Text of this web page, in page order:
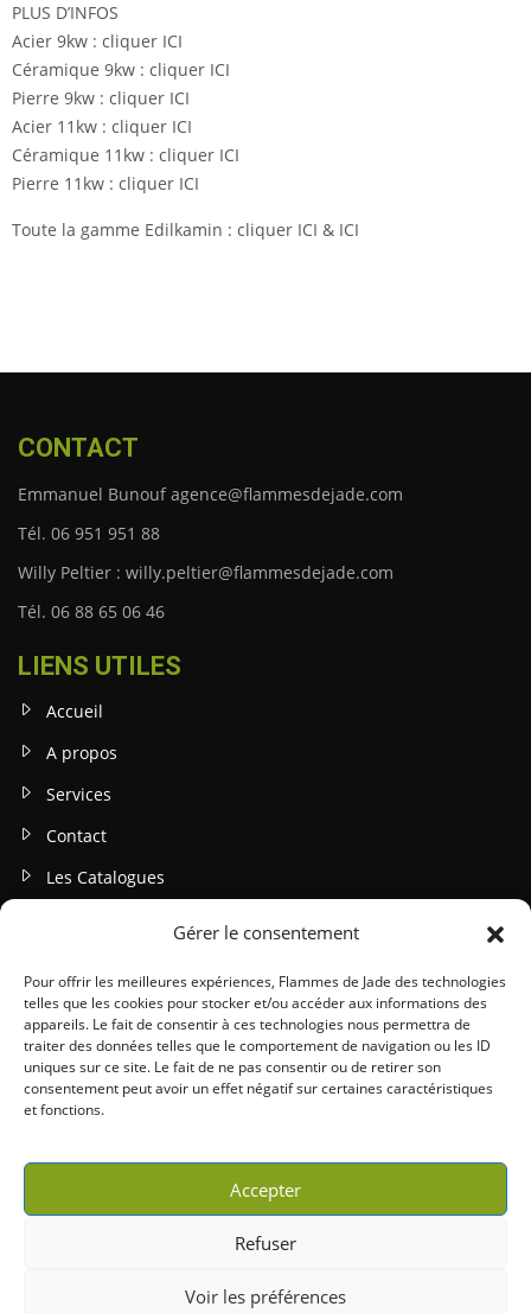
Gérer le consentement
Pour offrir les meilleures expériences, Flammes de Jade des technologies
telles que les cookies pour stocker et/ou accéder aux informations des
appareils. Le fait de consentir à ces technologies nous permettra de
traiter des données telles que le comportement de navigation ou les ID
uniques sur ce site. Le fait de ne pas consentir ou de retirer son
consentement peut avoir un effet négatif sur certaines caractéristiques
et fonctions.
Accepter
Refuser
Voir les préférences
PLUS D’INFOS
Acier 9kw : cliquer ICI
Céramique 9kw : cliquer ICI
Pierre 9kw : cliquer ICI
Acier 11kw : cliquer ICI
Céramique 11kw : cliquer ICI
Pierre 11kw : cliquer ICI
Toute la gamme Edilkamin : cliquer ICI & ICI
CONTACT
Emmanuel Bunouf agence@flammesdejade.com
Tél. 06 951 951 88
Willy Peltier : willy.peltier@flammesdejade.com
Tél. 06 88 65 06 46
LIENS UTILES
Accueil
A propos
Services
Contact
Les Catalogues
INFOS LEGALES
Mentions légales
Politique de confidentialité
Gestion des cookies
Conditions générales (CGU / CGV)
Copyright 2026 © Willy Peltier | Tous droits réservés |